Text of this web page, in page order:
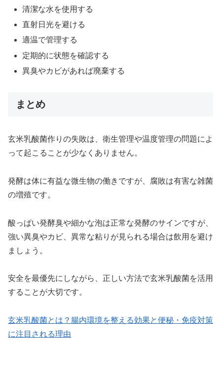
清潔な水を使用する
直射日光を避ける
適温で管理する
定期的に状態を確認する
異臭やカビがあれば廃棄する
まとめ
玄米乳酸菌作りの失敗は、衛生管理や温度管理の問題によ
って起こることが少なくありません。
発酵は体に有益な微生物の働きですが、腐敗は有害な雑菌
の増殖です。
酸っぱい発酵臭や細かな泡は正常な発酵のサインですが、
強い異臭やカビ、異常な粘りが見られる場合は飲用を避け
ましょう。
安全を最優先にしながら、正しい方法で玄米乳酸菌を活用
することが大切です。
玄米乳酸菌とは？腸内環境を整える効果と便秘・免疫対策
に注目される理由